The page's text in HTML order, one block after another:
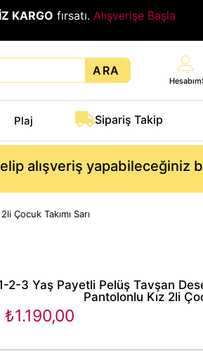
KARGO fırsatı. Alışverişe Başla
ARA
Hesabım
Plaj Sipariş Takip
alışveriş yapabileceğiniz
Çocuk Takımı Sarı
2-3 Yaş Payetli Pelüş Tavşan
Pantolonlu Kız 2li
₺1.190,00